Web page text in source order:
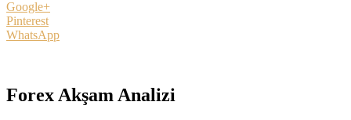
Google+
Pinterest
WhatsApp
Forex Akşam Analizi